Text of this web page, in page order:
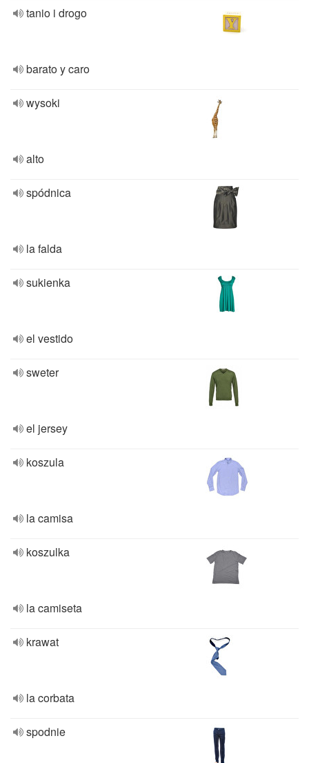
tanio i drogo
barato y caro
wysoki
alto
spódnica
la falda
sukienka
el vestido
sweter
el jersey
koszula
la camisa
koszulka
la camiseta
krawat
la corbata
spodnie